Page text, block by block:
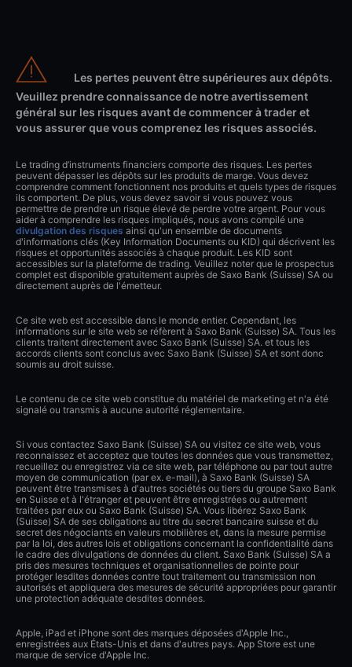
Les pertes peuvent être supérieures aux dépôts.
Veuillez prendre connaissance de notre avertissement
général sur les risques avant de commencer à trader et
vous assurer que vous comprenez les risques associés.
Le trading d’instruments financiers comporte des risques. Les pertes
peuvent dépasser les dépôts sur les produits de marge. Vous devez
comprendre comment fonctionnent nos produits et quels types de risques
ils comportent. De plus, vous devez savoir si vous pouvez vous
permettre de prendre un risque élevé de perdre votre argent. Pour vous
aider à comprendre les risques impliqués, nous avons compilé une
divulgation des risques ainsi qu'un ensemble de documents
d'informations clés (Key Information Documents ou KID) qui décrivent les
risques et opportunités associés à chaque produit. Les KID sont
accessibles sur la plateforme de trading. Veuillez noter que le prospectus
complet est disponible gratuitement auprès de Saxo Bank (Suisse) SA ou
directement auprès de l'émetteur.
Ce site web est accessible dans le monde entier. Cependant, les
informations sur le site web se réfèrent à Saxo Bank (Suisse) SA. Tous les
clients traitent directement avec Saxo Bank (Suisse) SA. et tous les
accords clients sont conclus avec Saxo Bank (Suisse) SA et sont donc
soumis au droit suisse.
Le contenu de ce site web constitue du matériel de marketing et n'a été
signalé ou transmis à aucune autorité réglementaire.
Si vous contactez Saxo Bank (Suisse) SA ou visitez ce site web, vous
reconnaissez et acceptez que toutes les données que vous transmettez,
recueillez ou enregistrez via ce site web, par téléphone ou par tout autre
moyen de communication (par ex. e-mail), à Saxo Bank (Suisse) SA
peuvent être transmises à d'autres sociétés ou tiers du groupe Saxo Bank
en Suisse et à l'étranger et peuvent être enregistrées ou autrement
traitées par eux ou Saxo Bank (Suisse) SA. Vous libérez Saxo Bank
(Suisse) SA de ses obligations au titre du secret bancaire suisse et du
secret des négociants en valeurs mobilières et, dans la mesure permise
par la loi, des autres lois et obligations concernant la confidentialité dans
le cadre des divulgations de données du client. Saxo Bank (Suisse) SA a
pris des mesures techniques et organisationnelles de pointe pour
protéger lesdites données contre tout traitement ou transmission non
autorisés et appliquera des mesures de sécurité appropriées pour garantir
une protection adéquate desdites données.
Apple, iPad et iPhone sont des marques déposées d'Apple Inc.,
enregistrées aux États-Unis et dans d'autres pays. App Store est une
marque de service d'Apple Inc.